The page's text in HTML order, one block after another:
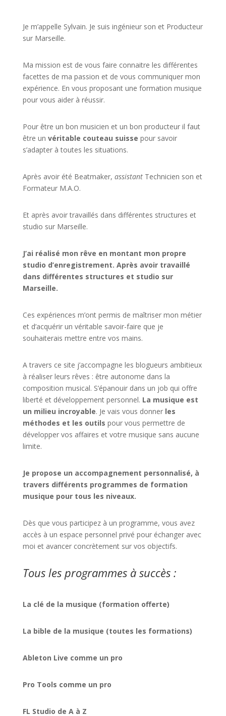
Je m’appelle Sylvain. Je suis ingénieur son et Producteur
sur Marseille.
Ma mission est de vous faire connaitre les différentes
facettes de ma passion et de vous communiquer mon
expérience. En vous proposant une formation musique
pour vous aider à réussir.
Pour être un bon musicien et un bon producteur il faut
être un véritable couteau suisse pour savoir
s’adapter à toutes les situations.
Après avoir été Beatmaker, assistant Technicien son et
Formateur M.A.O.
Et après avoir travaillés dans différentes structures et
studio sur Marseille.
J’ai réalisé mon rêve en montant mon propre
studio d’enregistrement. Après avoir travaillé
dans différentes structures et studio sur
Marseille.
Ces expériences m’ont permis de maîtriser mon métier
et d’acquérir un véritable savoir-faire que je
souhaiterais mettre entre vos mains.
A travers ce site j’accompagne les blogueurs ambitieux
à réaliser leurs rêves : être autonome dans la
composition musical. S’épanouir dans un job qui offre
liberté et développement personnel. La musique est
un milieu incroyable. Je vais vous donner les
méthodes et les outils pour vous permettre de
développer vos affaires et votre musique sans aucune
limite.
Je propose un accompagnement personnalisé, à
travers différents programmes de formation
musique pour tous les niveaux.
Dès que vous participez à un programme, vous avez
accès à un espace personnel privé pour échanger avec
moi et avancer concrètement sur vos objectifs.
Tous les programmes à succès :
La clé de la musique (formation offerte)
La bible de la musique (toutes les formations)
Ableton Live comme un pro
Pro Tools comme un pro
FL Studio de A à Z